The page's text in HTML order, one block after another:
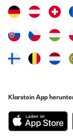
Klarstein App